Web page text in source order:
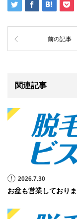
前の記事
関連記事
2026.7.30
お盆も営業しており